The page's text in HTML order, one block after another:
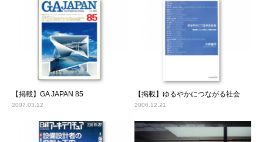
【掲載】GA JAPAN 85
2007.03.12
【掲載】ゆるやかにつながる社会
2006.12.21